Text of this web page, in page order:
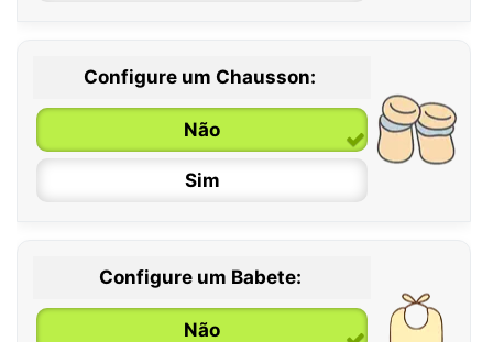
0 / 6 meses
6 / 12 meses
12 / 18 meses
Configure um Chausson:
Não
Sim
Configure um Babete:
Não